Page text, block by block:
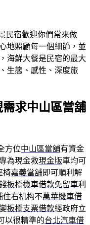
民宿歡迎你們常來做
地照顧每一個細節，並
海鮮大餐是民宿的最大
生態、感性、深度旅
求中山區當舖
方位中山區當舖有資金
為現金救現金版車均可
椅嘉義當舖即可順利解
板橋機車借款免留車利
住右机构不萬華機車借
板橋支票借款經政府立
以很精準的台北汽車借